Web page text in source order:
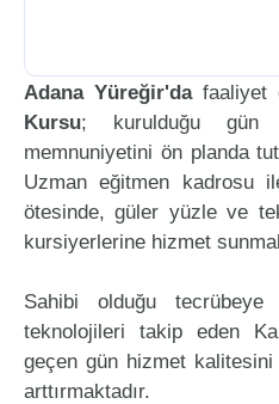
Adana Yüreğir'dafaaliyet
Kursu; kurulduğu gün
memnuniyetini ön planda
Uzman eğitmen kadrosu
ötesinde, güler yüzle ve
kursiyerlerine hizmet
Sahibi olduğu
teknolojileri takip eden
geçen gün hizmet kalitesini
arttırmaktadır.